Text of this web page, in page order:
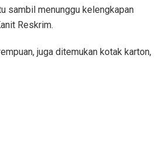
sambil menunggu kelengkapan
Reskrim.
juga ditemukan kotak karton,